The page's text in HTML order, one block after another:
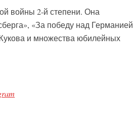
войны 2-й степени. Она
«За победу над Германией
и множества юбилейных